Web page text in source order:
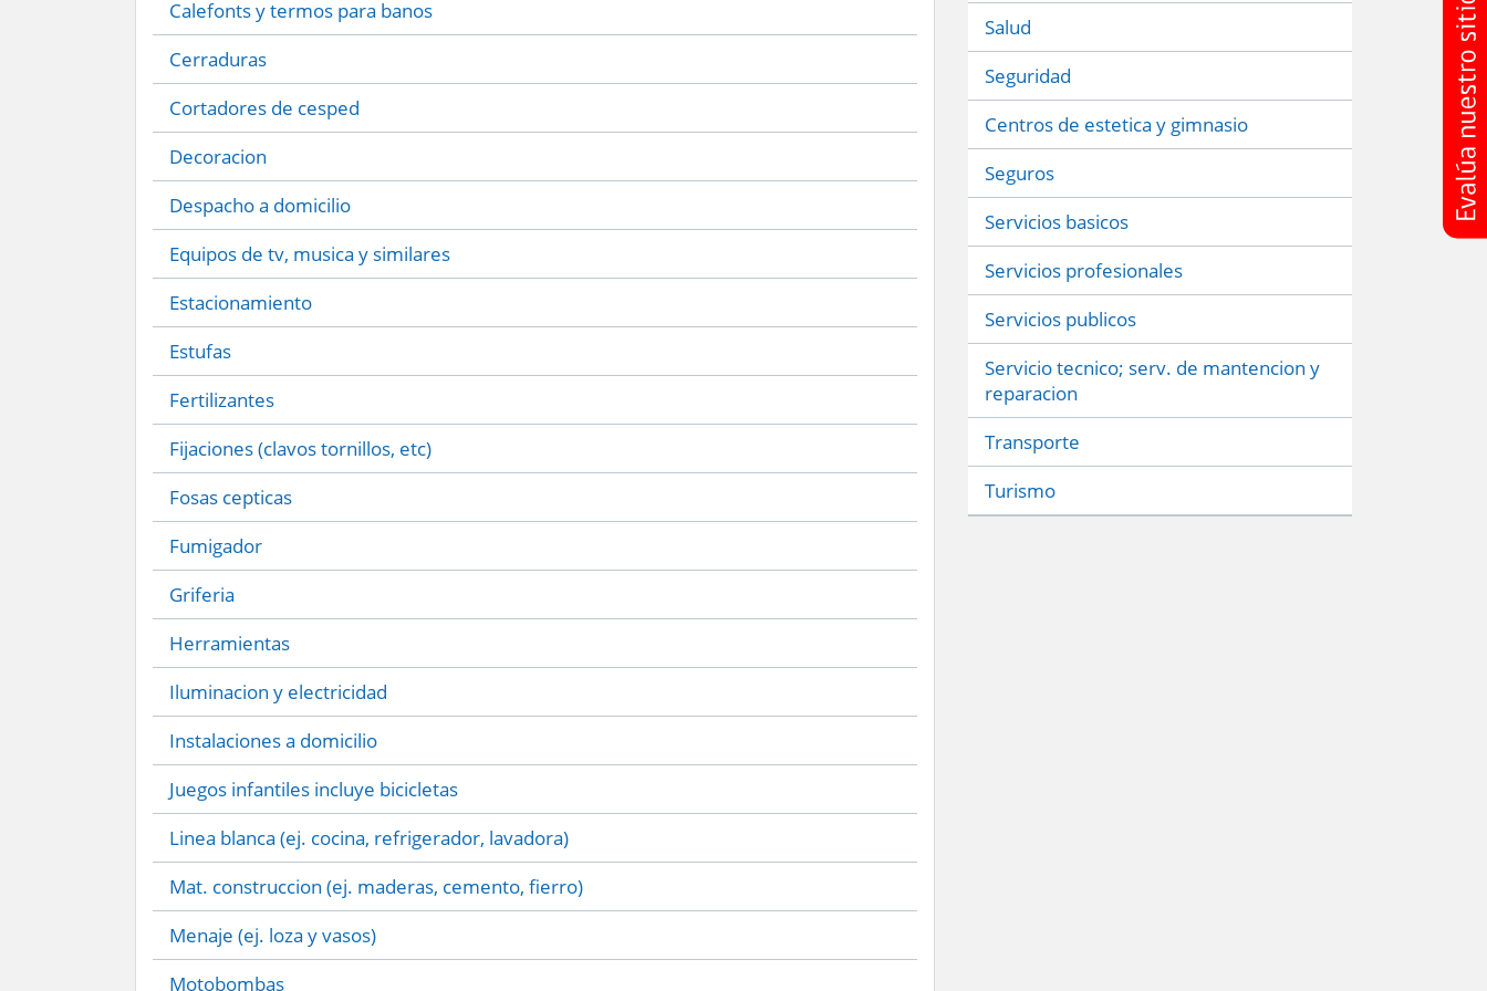
Calefonts y termos para banos
Cerraduras
Cortadores de cesped
Decoracion
Despacho a domicilio
Equipos de tv, musica y similares
Estacionamiento
Estufas
Fertilizantes
Fijaciones (clavos tornillos, etc)
Fosas cepticas
Fumigador
Griferia
Herramientas
Iluminacion y electricidad
Instalaciones a domicilio
Juegos infantiles incluye bicicletas
Linea blanca (ej. cocina, refrigerador, lavadora)
Mat. construccion (ej. maderas, cemento, fierro)
Menaje (ej. loza y vasos)
Motobombas
Salud
Seguridad
Centros de estetica y gimnasio
Seguros
Servicios basicos
Servicios profesionales
Servicios publicos
Servicio tecnico; serv. de mantencion y
reparacion
Transporte
Turismo